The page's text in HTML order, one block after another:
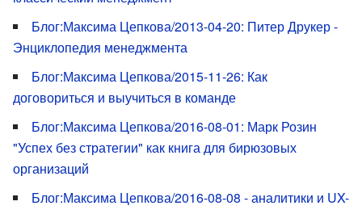
Блог:Максима Цепкова/2013-04-20: Питер Друкер -
Энциклопедия менеджмента
Блог:Максима Цепкова/2015-11-26: Как
договориться и выучиться в команде
Блог:Максима Цепкова/2016-08-01: Марк Розин
"Успех без стратегии" как книга для бирюзовых
организаций
Блог:Максима Цепкова/2016-08-08 - аналитики и UX-